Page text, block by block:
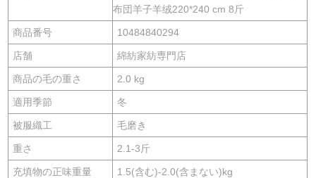
布団羊子羊绒220*240 cm 8斤
商品番号 10484840294
店舗 綿紡家紡専門店
商品の毛の重さ 2.0 kg
適用季節 冬
被服織工 毛磨き
重さ 2.1-3斤
充填物の正味重量 1.5(含む)-2.0(含まない)kg